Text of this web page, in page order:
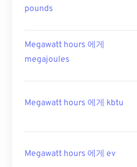
pounds
Megawatt hours 에게
megajoules
Megawatt hours 에게 kbtu
Megawatt hours 에게 ev